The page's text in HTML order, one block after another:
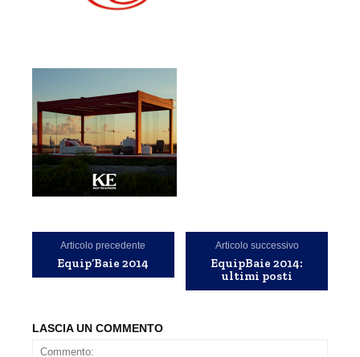
Articolo precedente
Equip’Baie 2014
Articolo successivo
EquipBaie 2014:
ultimi posti
LASCIA UN COMMENTO